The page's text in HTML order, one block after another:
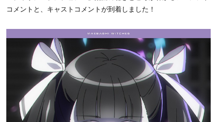
コメントと、キャストコメントが到着しました！